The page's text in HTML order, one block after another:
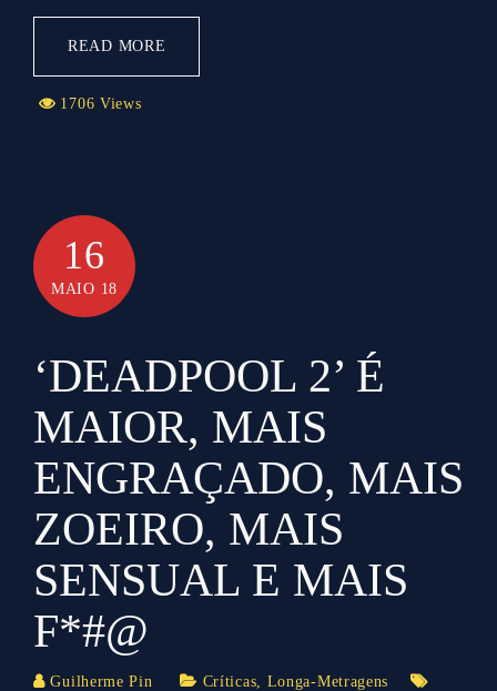
READ MORE
1706 Views
16
MAIO 18
‘DEADPOOL 2’ É
MAIOR, MAIS
ENGRAÇADO, MAIS
ZOEIRO, MAIS
SENSUAL E MAIS
F*#@
Guilherme Pin Críticas Longa-Metragens